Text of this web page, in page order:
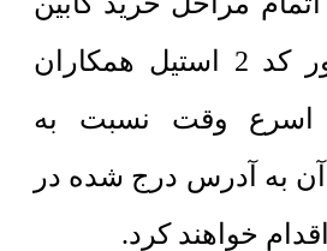
آسانسور کد 2 استیل همکاران
اسرع وقت نسبت به
آن به آدرس درج شده در
خواهند کرد.